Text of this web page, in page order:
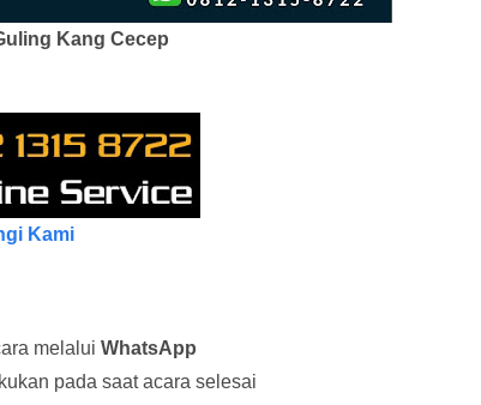
Kang Cecep
Kami
melalui WhatsApp
pada saat acara selesai